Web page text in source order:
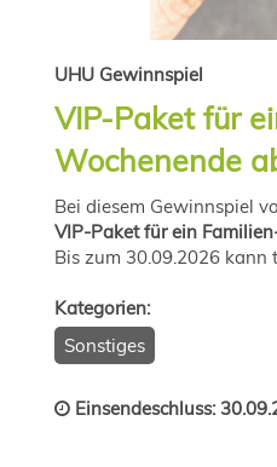
UHU Gewinnspiel
VIP-Paket für
Wochenende
Bei diesem Gewinnspiel
VIP-Paket für ein
Bis zum 30.09.2026 kann
Kategorien:
Sonstiges
Einsendeschluss: